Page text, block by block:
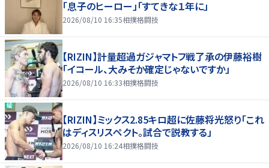
「息子のヒーロー」「すてきな１年に」
2026/08/10 16:35相撲格闘技
【RIZIN】計量超過ガジャマトフ戦了承の伊藤裕樹
「イコール、大みそか確定じゃないですか」
2026/08/10 16:33相撲格闘技
【RIZIN】ミックス2.85キロ超に佐藤将光怒り「これ
はディスリスペクト。試合で説教する」
2026/08/10 16:24相撲格闘技